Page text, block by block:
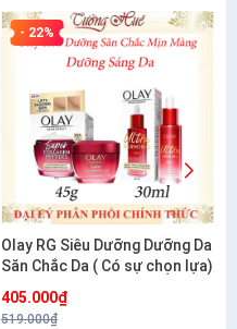
- 22%
Olay RG Siêu Dưỡng Dưỡng Da
Săn Chắc Da ( Có sự chọn lựa)
405.000₫
519.000₫